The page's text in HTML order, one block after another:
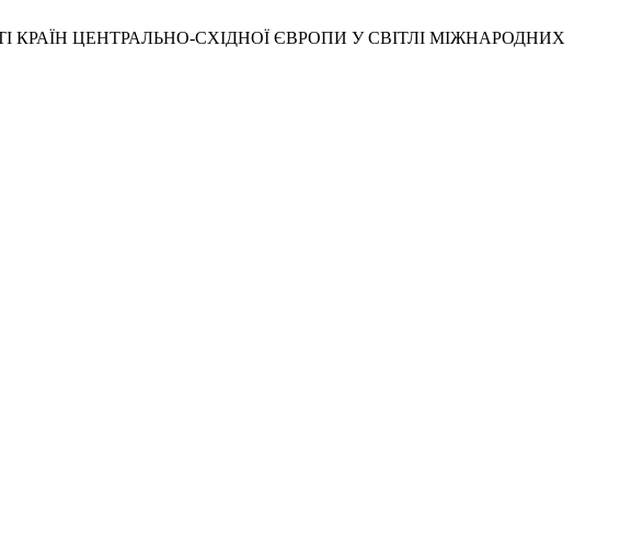
КРАЇН ЦЕНТРАЛЬНО-СХІДНОЇ ЄВРОПИ У СВІТЛІ МІЖНАРОДНИХ